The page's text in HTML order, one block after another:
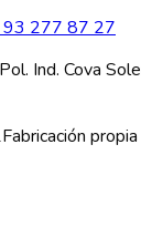
277 87 27
Ind. Cova
Fabricación propia